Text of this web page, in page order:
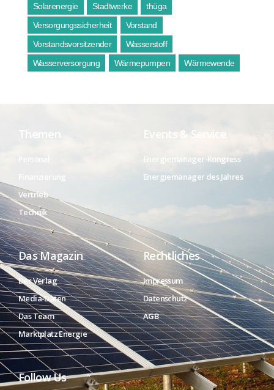
Solarenergie
Stadtwerke
thüga
Versorgungssicherheit
Vorstand
Vorstandsvorsitzender
Wasserstoff
Wasserversorgung
Wärmepumpen Wärmewende
Themen
Finanzierung
Vertrieb
Technik
Events & Service
Energiemanager-Kongress
Energiemanager des Jahres
Das Magazin
Der Verlag
Media-Daten
Das Team
Marktplatz Energie
Rechtliches
Impressum
Datenschutz
AGB
Follow Us